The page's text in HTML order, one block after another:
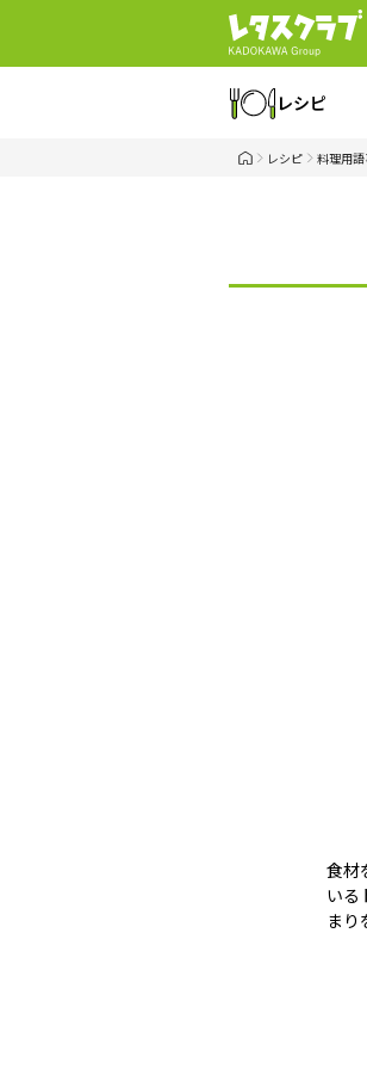
レシピ
レシピ 料理用
食材
いる
まり